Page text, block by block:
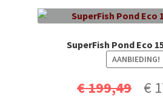
SuperFish Pond Eco
AANBIEDING!
€199,49 €